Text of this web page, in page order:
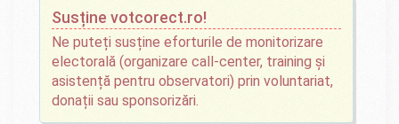
Susține votcorect.ro!
Ne puteți susține eforturile de monitorizare
electorală (organizare call-center, training și
asistență pentru observatori) prin voluntariat,
donații sau sponsorizări.